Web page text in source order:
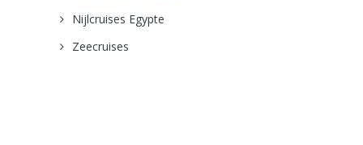
Nijlcruises Egypte
Zeecruises